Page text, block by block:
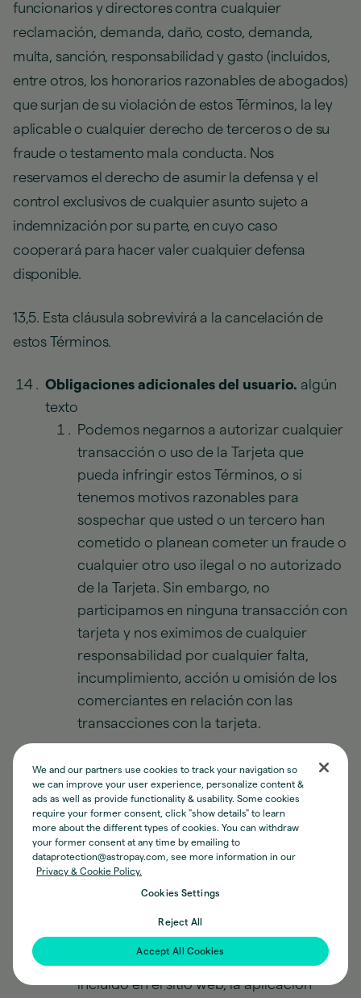
funcionarios y directores contra cualquier
reclamación, demanda, daño, costo, demanda,
multa, sanción, responsabilidad y gasto (incluidos,
entre otros, los honorarios razonables de abogados)
que surjan de su violación de estos Términos, la ley
aplicable o cualquier derecho de terceros o de su
fraude o testamento mala conducta. Nos
reservamos el derecho de asumir la defensa y el
control exclusivos de cualquier asunto sujeto a
indemnización por su parte, en cuyo caso
cooperará para hacer valer cualquier defensa
disponible.
13,5. Esta cláusula sobrevivirá a la cancelación de
estos Términos.
Obligaciones adicionales del usuario. algún
texto
Podemos negarnos a autorizar cualquier
transacción o uso de la Tarjeta que
pueda infringir estos Términos, o si
tenemos motivos razonables para
sospechar que usted o un tercero han
cometido o planean cometer un fraude o
cualquier otro uso ilegal o no autorizado
de la Tarjeta. Sin embargo, no
participamos en ninguna transacción con
tarjeta y nos eximimos de cualquier
responsabilidad por cualquier falta,
incumplimiento, acción u omisión de los
comerciantes en relación con las
transacciones con la tarjeta.
Tarjeta puede verse interrumpida
ocasionalmente, por ejemplo, si
necesitamos llevar a cabo tareas de
mantenimiento en nuestros sistemas.
Usted acepta: (a) usar la Tarjeta
únicamente para fines legales y cumplir
en todo momento con todas las leyes
aplicables y estos Términos; (b) no
intentar descubrir ningún código fuente
incluido en el sitio web, la aplicación
We and our partners use cookies to track your navigation so
we can improve your user experience, personalize content &
ads as well as provide functionality & usability. Some cookies
require your former consent, click "show details" to learn
more about the different types of cookies. You can withdraw
your former consent at any time by emailing to
dataprotection@astropay.com, see more information in our
Privacy & Cookie Policy.
Cookies Settings
Reject All
Accept All Cookies